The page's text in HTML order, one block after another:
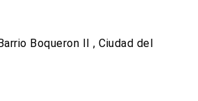
Boqueron II , Ciudad del